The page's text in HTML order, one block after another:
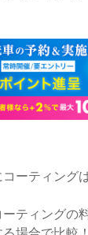
ーティング
ティングの